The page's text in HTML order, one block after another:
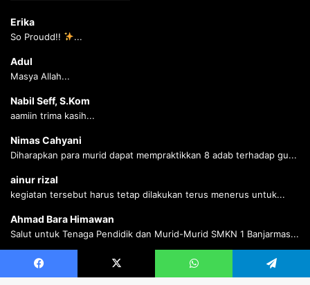
Erika
So Proudd!! ...
Adul
Masya Allah...
Nabil Seff, S.Kom
aamiin trima kasih...
Nimas Cahyani
Diharapkan para murid dapat mempraktikkan 8 adab terhadap gu...
ainur rizal
kegiatan tersebut harus tetap dilakukan terus menerus untuk...
Ahmad Bara Himawan
Salut untuk Tenaga Pendidik dan Murid-Murid SMKN 1 Banjarmas...
Ahmad Bara Himawan
Facebook X WhatsApp Telegram